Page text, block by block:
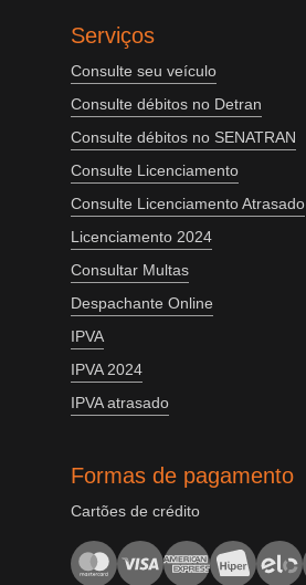
Serviços
Consulte seu veículo
Consulte débitos no Detran
Consulte débitos no SENATRAN
Consulte Licenciamento
Consulte Licenciamento Atrasado
Licenciamento 2024
Consultar Multas
Despachante Online
IPVA
IPVA 2024
IPVA atrasado
Formas de pagamento
Cartões de crédito